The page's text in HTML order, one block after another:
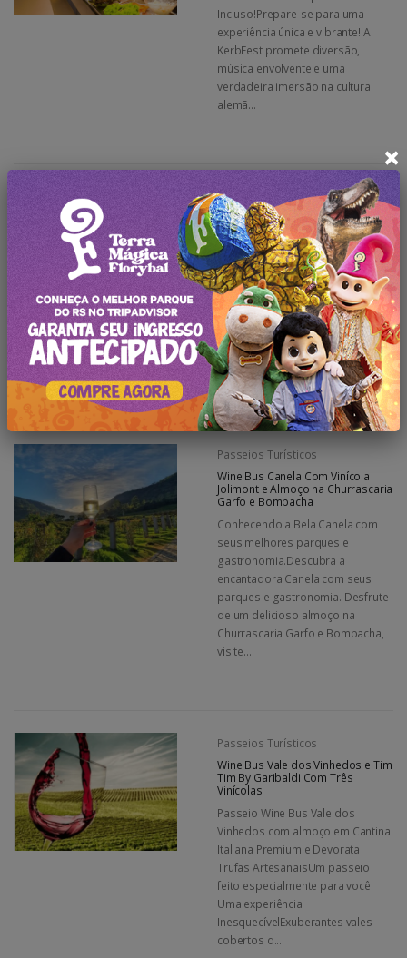
Incluso!Prepare-se para uma
experiência única e vibrante! A
KerbFest promete diversão,
música envolvente e uma
verdadeira imersão na cultura
alemã...
Passeios Turísticos
Passeio Linha Bella Com Almoço e
Transporte
Mais que um passeio, uma
história a ser vivida! Descubra o
Encanto de Gramado com Almoço
Italiano + TransporteExplore a
essência autêntica de Gramado
com o Passeio Linha Bella, uma
experiência turísti...
Passeios Turísticos
Wine Bus Canela Com Vinícola
Jolimont e Almoço na Churrascaria
Garfo e Bombacha
Conhecendo a Bela Canela com
seus melhores parques e
gastronomia.Descubra a
encantadora Canela com seus
parques e gastronomia. Desfrute
de um delicioso almoço na
Churrascaria Garfo e Bombacha,
visite...
Passeios Turísticos
Wine Bus Vale dos Vinhedos e Tim
Tim By Garibaldi Com Três
Vinícolas
Passeio Wine Bus Vale dos
Vinhedos com almoço em Cantina
Italiana Premium e Devorata
Trufas ArtesanaisUm passeio
feito especialmente para você!
Uma experiência
InesquecívelExuberantes vales
cobertos d...
×